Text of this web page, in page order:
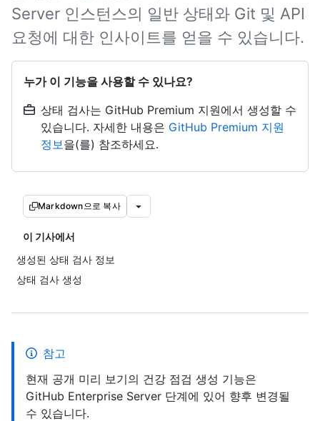
Server 인스턴스의 일반 상태와 Git 및 API
요청에 대한 인사이트를 얻을 수 있습니다.
누가 이 기능을 사용할 수 있나요?
상태 검사는 GitHub Premium 지원에서 생성할 수
있습니다. 자세한 내용은 GitHub Premium 지원
정보을(를) 참조하세요.
Markdown으로 복사
이 기사에서
생성된 상태 검사 정보
상태 검사 생성
참고
현재 공개 미리 보기의 건강 점검 생성 기능은
GitHub Enterprise Server 단계에 있어 향후 변경될
수 있습니다.